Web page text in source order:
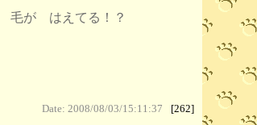
毛が はえてる！？
Date: 2008/08/03/15:11:37 [262]